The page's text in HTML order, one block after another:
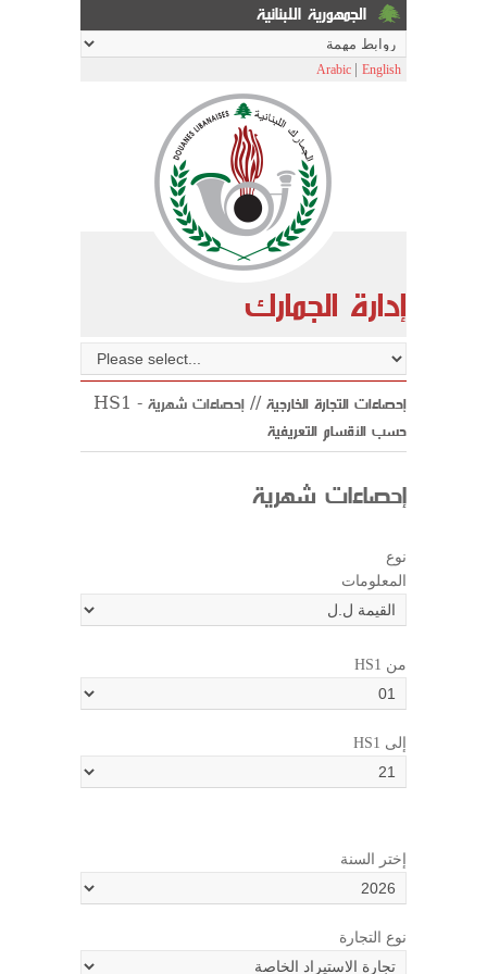
الجمهورية اللبنانية
Arabic English
إدارة الجمارك
HS1 إحصاءات التجارة الخارجية // إحصاءات شهرية -
حسب الأقسام التعريفية
إحصاءات شهرية
نوع
المعلومات
HS1 من
HS1 إلى
إختر السنة
نوع التجارة